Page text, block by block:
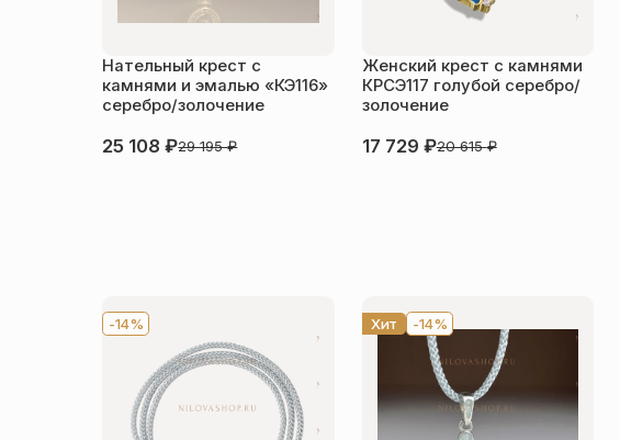
Нательный крест с
камнями и эмалью «КЭ116»
серебро/золочение
25 108₽29 195₽
Женский крест с камнями
КРСЭ117 голубой серебро/
золочение
17 729 ₽20 615₽
-14% Хит -14%